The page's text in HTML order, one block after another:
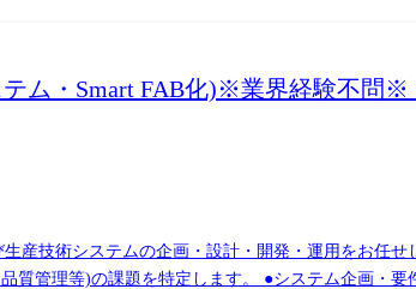
ム・Smart FAB化)※業界経験不問
産技術システムの企画・設計・開発・運用をお任
管理等)の課題を特定します。 ●システム企画・要